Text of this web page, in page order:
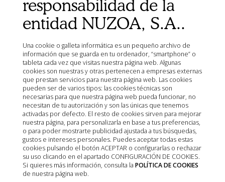
veterinarios CIMAVET
responsabilidad de la
entidad NUZOA, S.A..
Una cookie o galleta informática es un pequeño archivo de
información que se guarda en tu ordenador, “smartphone” o
tableta cada vez que visitas nuestra página web. Algunas
cookies son nuestras y otras pertenecen a empresas externas
que prestan servicios para nuestra página web. Las cookies
pueden ser de varios tipos: las cookies técnicas son
necesarias para que nuestra página web pueda funcionar, no
necesitan de tu autorización y son las únicas que tenemos
activadas por defecto. El resto de cookies sirven para mejorar
nuestra página, para personalizarla en base a tus preferencias,
o para poder mostrarte publicidad ajustada a tus búsquedas,
gustos e intereses personales. Puedes aceptar todas estas
cookies pulsando el botón ACEPTAR o configurarlas o rechazar
su uso clicando en el apartado CONFIGURACIÓN DE COOKIES.
Si quieres más información, consulta la POLÍTICA DE COOKIES
de nuestra página web.